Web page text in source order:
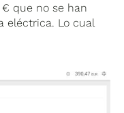
que no se han
eléctrica. Lo cual